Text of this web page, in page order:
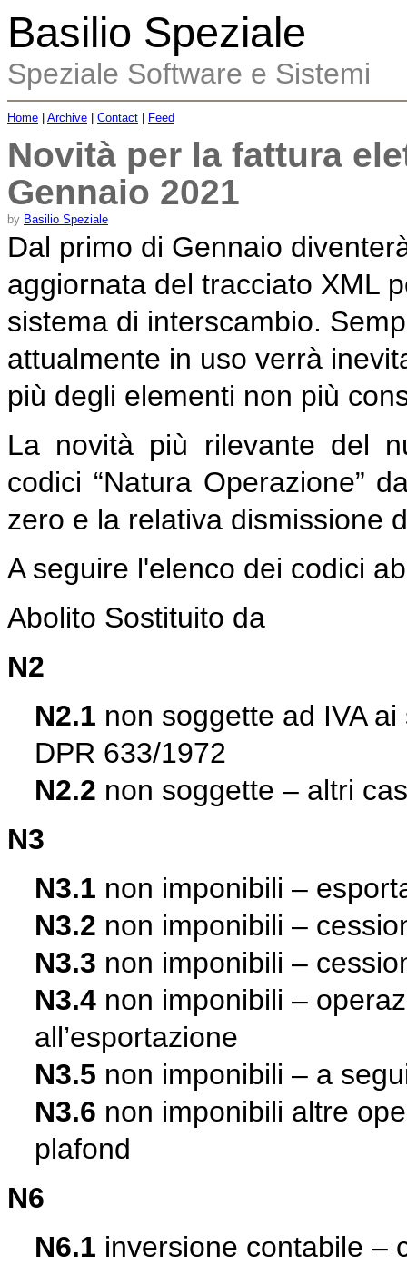
Basilio Speziale
Speziale Software e Sistemi
Home Archive Contact Feed
Novità per la fattura
Gennaio 2021
by Basilio Speziale
Dal primo di Gennaio
aggiornata del tracciato XML
sistema di interscambio.
attualmente in uso verrà
più degli elementi non più
La novità più rilevante del
codici “Natura Operazione”
zero e la relativa dismissione
A seguire l'elenco dei codici
Abolito Sostituito da
N2
N2.1 non soggette ad IVA
DPR 633/1972
N2.2 non soggette – altri
N3
N3.1 non imponibili –
N3.2 non imponibili –
N3.3 non imponibili –
N3.4 non imponibili –
all’esportazione
N3.5 non imponibili – a
N3.6 non imponibili altre
plafond
N6
N6.1 inversione contabile –